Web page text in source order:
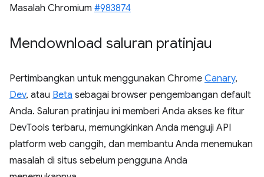
Masalah Chromium #983874
Mendownload saluran pratinjau
Pertimbangkan untuk menggunakan Chrome Canary,
Dev, atau Beta sebagai browser pengembangan default
Anda. Saluran pratinjau ini memberi Anda akses ke fitur
DevTools terbaru, memungkinkan Anda menguji API
platform web canggih, dan membantu Anda menemukan
masalah di situs sebelum pengguna Anda